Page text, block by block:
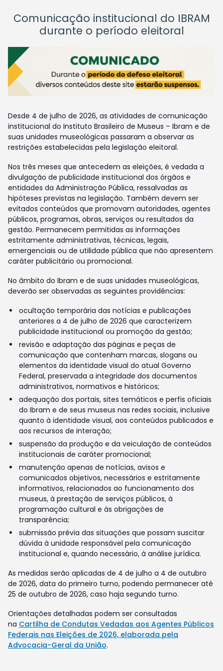
Comunicação institucional do IBRAM
durante o período eleitoral
Desde 4 de julho de 2026, as atividades de comunicação
institucional do Instituto Brasileiro de Museus – Ibram e de
suas unidades museológicas passaram a observar as
restrições estabelecidas pela legislação eleitoral.
Nos três meses que antecedem as eleições, é vedada a
divulgação de publicidade institucional dos órgãos e
entidades da Administração Pública, ressalvadas as
hipóteses previstas na legislação. Também devem ser
evitados conteúdos que promovam autoridades, agentes
públicos, programas, obras, serviços ou resultados da
gestão. Permanecem permitidas as informações
estritamente administrativas, técnicas, legais,
emergenciais ou de utilidade pública que não apresentem
caráter publicitário ou promocional.
No âmbito do Ibram e de suas unidades museológicas,
deverão ser observadas as seguintes providências:
ocultação temporária das notícias e publicações
anteriores a 4 de julho de 2026 que caracterizem
publicidade institucional ou promoção da gestão;
revisão e adaptação das páginas e peças de
comunicação que contenham marcas, slogans ou
elementos da identidade visual do atual Governo
Federal, preservada a integridade dos documentos
administrativos, normativos e históricos;
adequação dos portais, sites temáticos e perfis oficiais
do Ibram e de seus museus nas redes sociais, inclusive
quanto à identidade visual, aos conteúdos publicados e
aos recursos de interação;
suspensão da produção e da veiculação de conteúdos
institucionais de caráter promocional;
manutenção apenas de notícias, avisos e
comunicados objetivos, necessários e estritamente
informativos, relacionados ao funcionamento dos
museus, à prestação de serviços públicos, à
programação cultural e às obrigações de
transparência;
submissão prévia das situações que possam suscitar
dúvida à unidade responsável pela comunicação
institucional e, quando necessário, à análise jurídica.
As medidas serão aplicadas de 4 de julho a 4 de outubro
de 2026, data do primeiro turno, podendo permanecer até
25 de outubro de 2026, caso haja segundo turno.
Orientações detalhadas podem ser consultadas
na Cartilha de Condutas Vedadas aos Agentes Públicos
Federais nas Eleições de 2026, elaborada pela
Advocacia-Geral da União.